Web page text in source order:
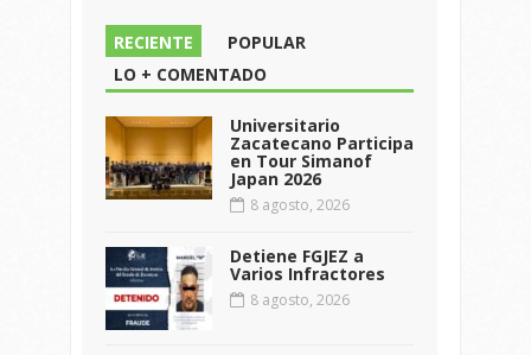
RECIENTE
POPULAR
LO + COMENTADO
Universitario
Zacatecano Participa
en Tour Simanof
Japan 2026
8 agosto, 2026
Detiene FGJEZ a
Varios Infractores
8 agosto, 2026